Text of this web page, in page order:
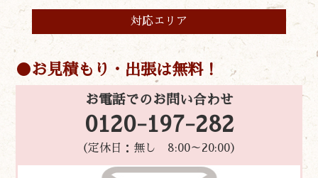
対応エリア
お見積もり・出張は無料！
お電話でのお問い合わせ
0120-197-282
（定休日：無し 8:00～20:00）